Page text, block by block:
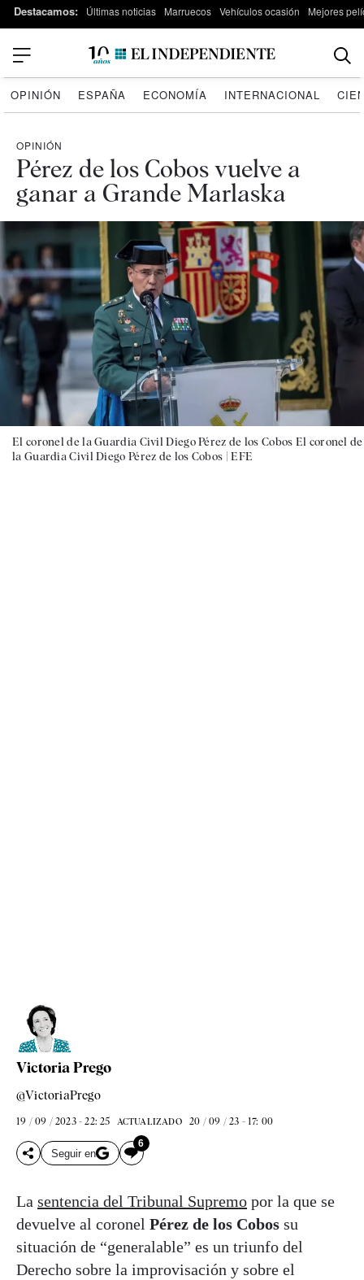
Destacamos: Últimas noticias Marruecos Vehículos ocasión Mejores
OPINIÓN ESPAÑA ECONOMÍA INTERNACIONAL
OPINIÓN
Pérez de los Cobos vuelve a
ganar a Grande Marlaska
El coronel de la Guardia Civil Diego Pérez de los Cobos El coronel de
la Guardia Civil Diego Pérez de los Cobos |EFE
Victoria Prego
@VictoriaPrego
19 / 09 / 2023 - 22: 25 ACTUALIZADO 20 / 09 / 23 - 17: 00
Seguir en
6
La sentencia del Tribunal Supremo por la que se
devuelve al coronel Pérez de los Cobos su
situación de “generalable” es un triunfo del
Derecho sobre la improvisación y sobre el